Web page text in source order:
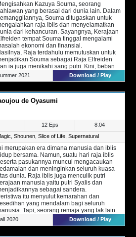
Kazuya Souma, seorang
yang berasal dari dunia lain. Dalam
Souma ditugaskan untuk
raja Iblis dan menyelamatkan
dari kehancuran. Sayangnya, Kerajaan
tempat Souma tinggal mengalami
ekonomi dan finansial.
Raja terdahulu memutuskan untuk
Souma sebagai Raja Elfreiden
ia juga menikahi sang putri. Kini, beban
menjadi lebih banyak mengingat ia
harus mengatasi krisis ekonimi kerajaan
hari, Souma mulai melakukan berbagai
dengan kebijakannya dan
kerajaan tersebut, ia
mengumpulkan beberapa orang dengan
unik.
juga kelanjutannya,Genjitsu Shugi
no Oukoku Saikenki S2
2021 Download / Play
de Oyasumi
12 Eps
8.04
, Shounen, Slice of Life, Supernatural
merupakan era dimana manusia dan iblis
bersama. Namun, suatu hari raja iblis
pasukannya muncul mengacaukan
dan meninginkan seluruh kuasa
dunia. Raja iblis juga menculik putri
manusia yaitu putri Syalis dan
sebagai sandera.
itu menyulut kemarahan dan
yang mendalam bagi seluruh
Tapi, seorang remaja yang tak lain
pahlawan bersumpah untuk
menyelamatkan sang putri dan membawanya
2020 Download / Play